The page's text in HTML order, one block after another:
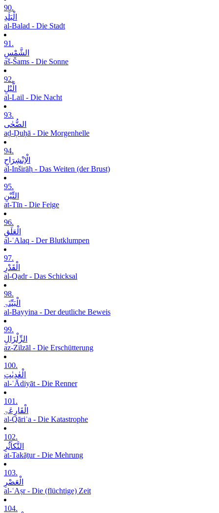
90.
الْبَلَدِ
al-Balad - Die Stadt
91.
الشَّمْسِ
aš-Šams - Die Sonne
92.
الَّیْلِ
al-Lail - Die Nacht
93.
الضُّحٰی
aḍ-Ḍuḥā - Die Morgenhelle
94.
الْاِنْشِرَاحِ
al-Inširāḥ - Das Weiten (der Brust)
95.
التِّیْنِ
at-Tīn - Die Feige
96.
الْعَلَقِ
al-ʿAlaq - Der Blutklumpen
97.
الْقَدْرِ
al-Qadr - Das Schicksal
98.
الْبَیِّنَۃِ
al-Bayyina - Der deutliche Beweis
99.
الزِّلْزَالِ
az-Zilzāl - Die Erschütterung
100.
الْعٰدِیٰتِ
al-ʿĀdiyāt - Die Renner
101.
الْقَارِعَۃِ
al-Qāriʿa - Die Katastrophe
102.
التَّکاَثُرِ
at-Takāṯur - Die Mehrung
103.
الْعَصْرِ
al-ʿAṣr - Die (flüchtige) Zeit
104.